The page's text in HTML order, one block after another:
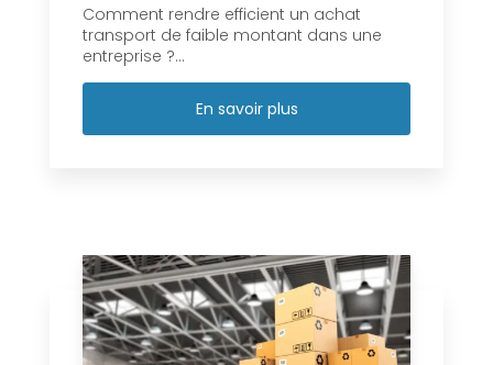
Comment rendre efficient un achat
transport de faible montant dans une
entreprise ?...
En savoir plus